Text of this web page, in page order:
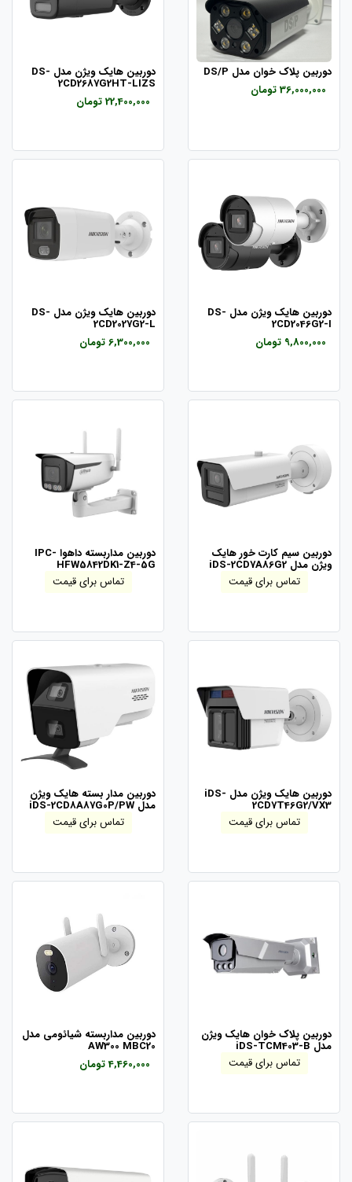
دوربین پلاک خوان مدل DS/P
36,000,000 تومان
دوربین هایک ویژن مدل DS-
2CD2687G2HT-LIZS
22,400,000 تومان
دوربین هایک ویژن مدل DS-
2CD2046G2-I
9,800,000 تومان
دوربین هایک ویژن مدل DS-
2CD2027G2-L
6,300,000 تومان
دوربین سیم کارت خور هایک
ویژن مدل iDS-2CD7A86G2
تماس برای قیمت
دوربین مداربسته داهوا IPC-
HFW5842DK1-Z4-5G
تماس برای قیمت
دوربین هایک ویژن مدل iDS-
2CD7T46G2/VX3
تماس برای قیمت
دوربین مدار بسته هایک ویژن
مدل iDS-2CD8A87G0P/PW
تماس برای قیمت
دوربین پلاک خوان هایک ویژن
مدل iDS-TCM403-B
تماس برای قیمت
دوربین مداربسته شیائومی مدل
AW300 MBC20
4,460,000 تومان